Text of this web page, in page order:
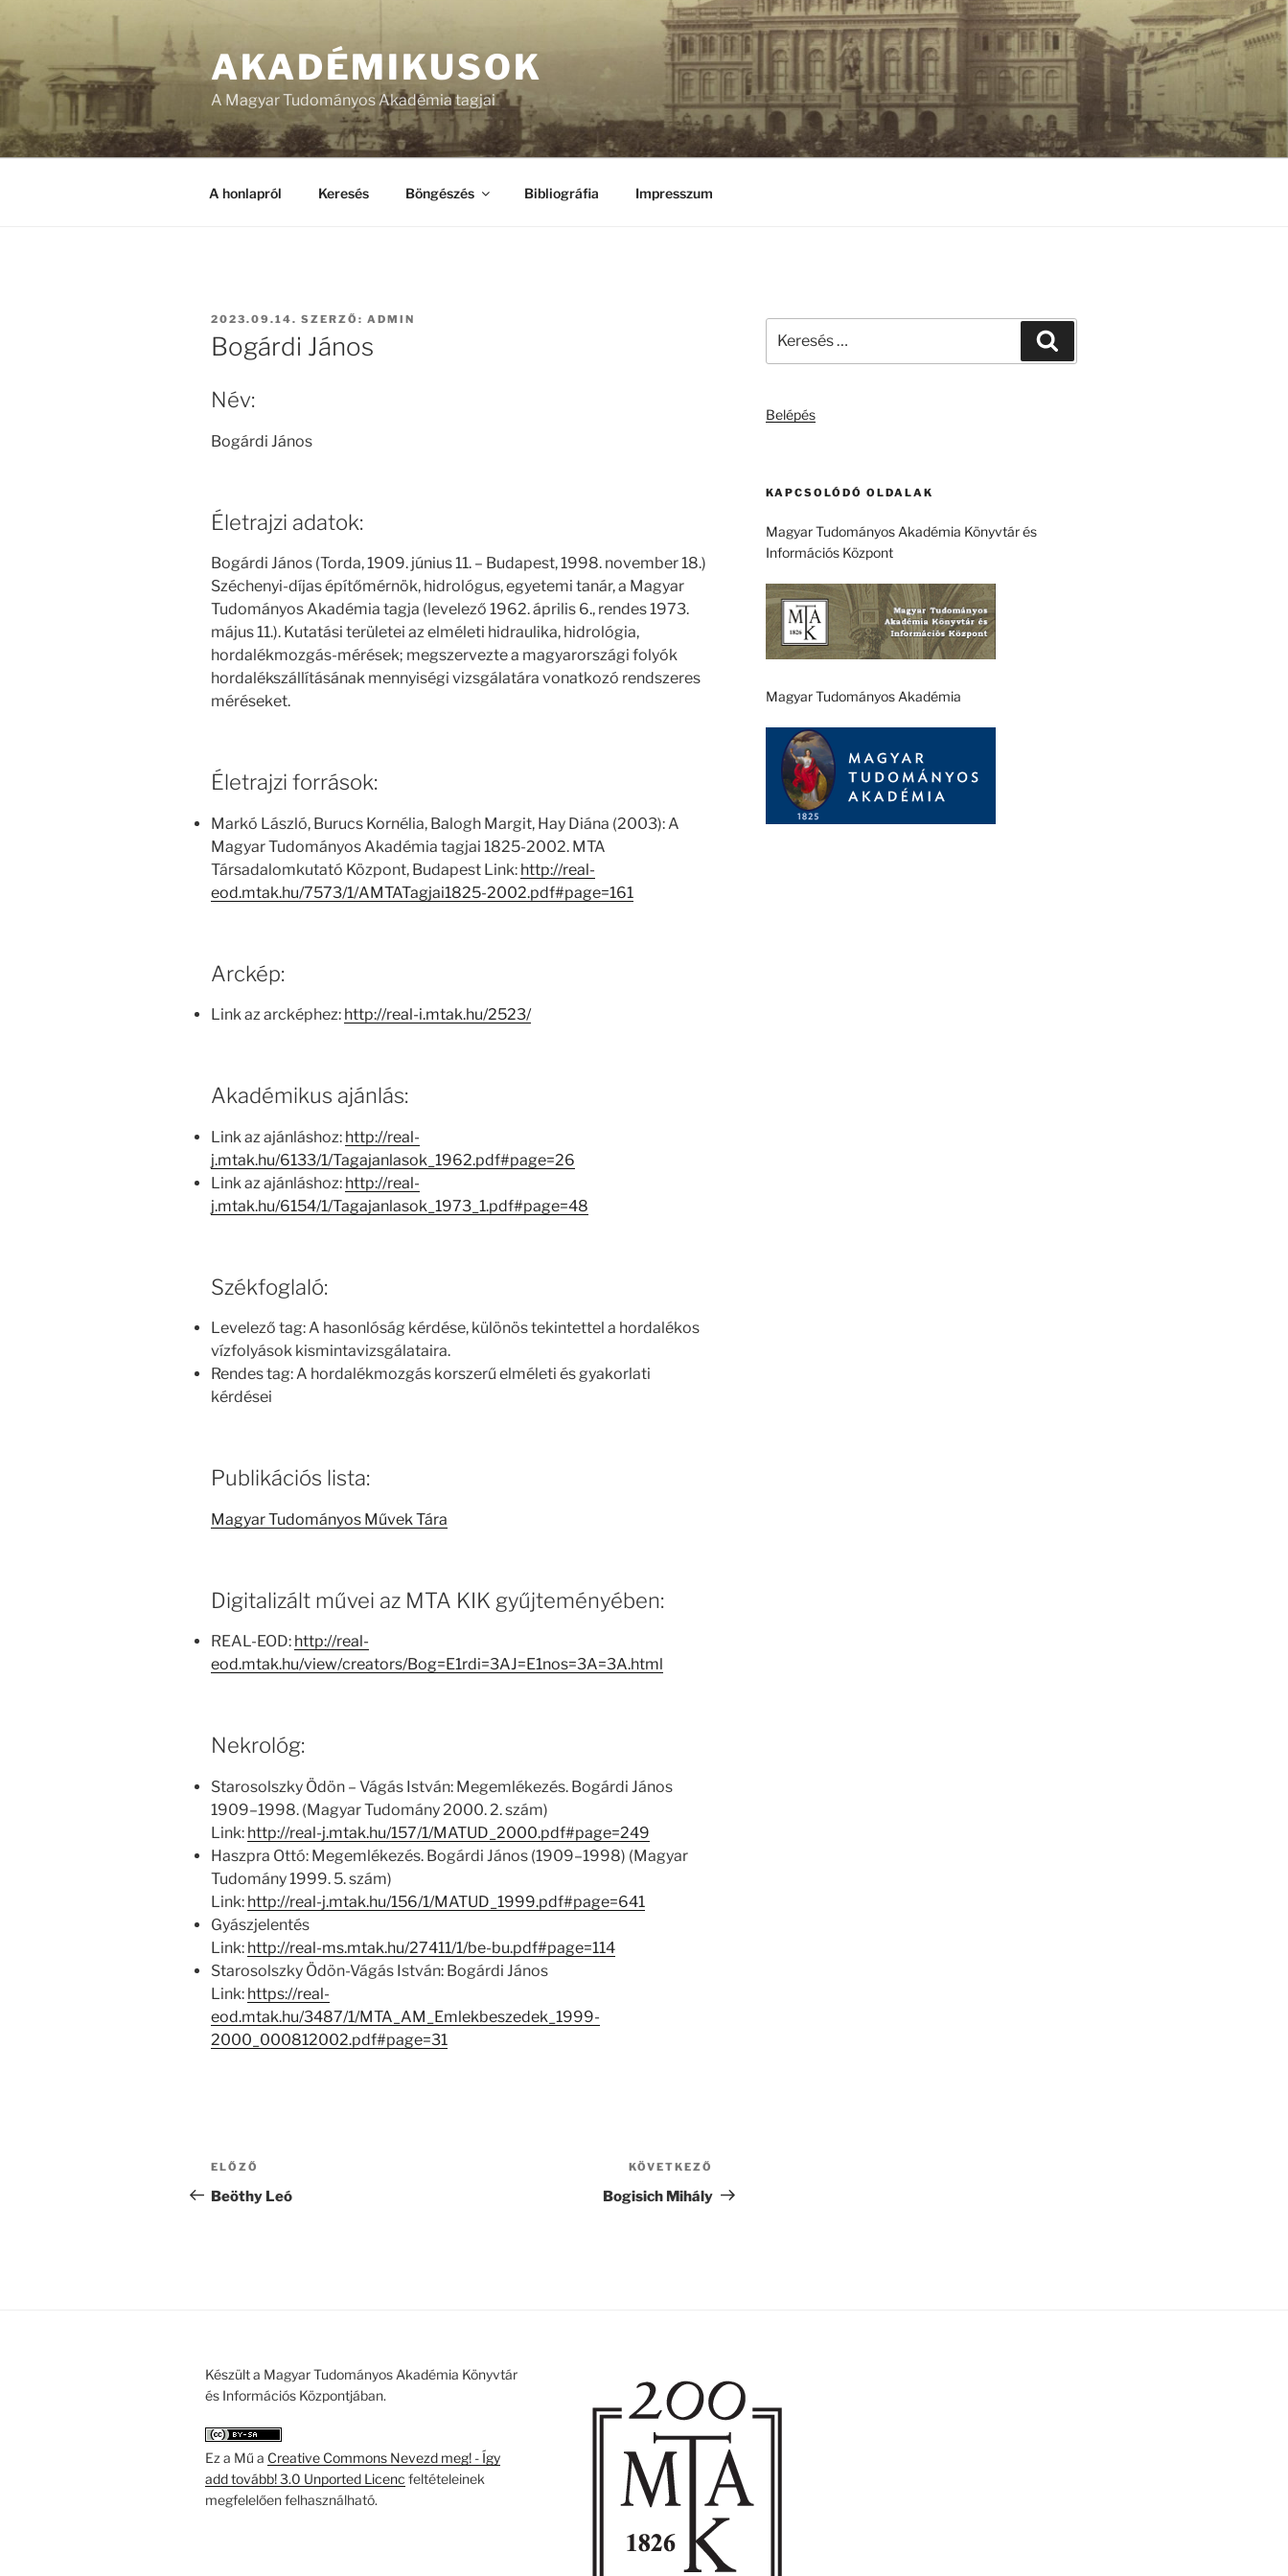
AKADÉMIKUSOK
A Magyar Tudományos Akadémia tagjai
A honlapról Keresés Böngészés Bibliográfia Impresszum
BEKÜLDVE:
2023.09.14. SZERZŐ: ADMIN
Bogárdi János
Név:
Bogárdi János
Életrajzi adatok:
Bogárdi János (Torda, 1909. június 11. – Budapest, 1998. november 18.)
Széchenyi-díjas építőmérnök, hidrológus, egyetemi tanár, a Magyar
Tudományos Akadémia tagja (levelező 1962. április 6., rendes 1973.
május 11.). Kutatási területei az elméleti hidraulika, hidrológia,
hordalékmozgás-mérések; megszervezte a magyarországi folyók
hordalékszállításának mennyiségi vizsgálatára vonatkozó rendszeres
méréseket.
Életrajzi források:
Markó László, Burucs Kornélia, Balogh Margit, Hay Diána (2003): A
Magyar Tudományos Akadémia tagjai 1825-2002. MTA
Társadalomkutató Központ, Budapest Link: http://real-
eod.mtak.hu/7573/1/AMTATagjai1825-2002.pdf#page=161
Arckép:
Link az arcképhez: http://real-i.mtak.hu/2523/
Akadémikus ajánlás:
Link az ajánláshoz: http://real-
j.mtak.hu/6133/1/Tagajanlasok_1962.pdf#page=26
Link az ajánláshoz: http://real-
j.mtak.hu/6154/1/Tagajanlasok_1973_1.pdf#page=48
Székfoglaló:
Levelező tag: A hasonlóság kérdése, különös tekintettel a hordalékos
vízfolyások kismintavizsgálataira.
Rendes tag: A hordalékmozgás korszerű elméleti és gyakorlati
kérdései
Publikációs lista:
Magyar Tudományos Művek Tára
Digitalizált művei az MTA KIK gyűjteményében:
REAL-EOD: http://real-
eod.mtak.hu/view/creators/Bog=E1rdi=3AJ=E1nos=3A=3A.html
Nekrológ:
Starosolszky Ödön – Vágás István: Megemlékezés. Bogárdi János
1909–1998. (Magyar Tudomány 2000. 2. szám)
Link: http://real-j.mtak.hu/157/1/MATUD_2000.pdf#page=249
Haszpra Ottó: Megemlékezés. Bogárdi János (1909–1998) (Magyar
Tudomány 1999. 5. szám)
Link: http://real-j.mtak.hu/156/1/MATUD_1999.pdf#page=641
Gyászjelentés
Link: http://real-ms.mtak.hu/27411/1/be-bu.pdf#page=114
Starosolszky Ödön-Vágás István: Bogárdi János
Link: https://real-
eod.mtak.hu/3487/1/MTA_AM_Emlekbeszedek_1999-
2000_000812002.pdf#page=31
Bejegyzés
navigáció
Korábbi
bejegyzés
ELŐZŐ
Beöthy Leó
bejegyzés
KÖVETKEZŐ
Bogisich Mihály
következő
Belépés
KAPCSOLÓDÓ OLDALAK
Magyar Tudományos Akadémia Könyvtár és
Információs Központ
Magyar Tudományos Akadémia
Készült a Magyar Tudományos Akadémia Könyvtár
és Információs Központjában.
Ez a Mű a Creative Commons Nevezd meg! - Így
add tovább! 3.0 Unported Licenc feltételeinek
megfelelően felhasználható.